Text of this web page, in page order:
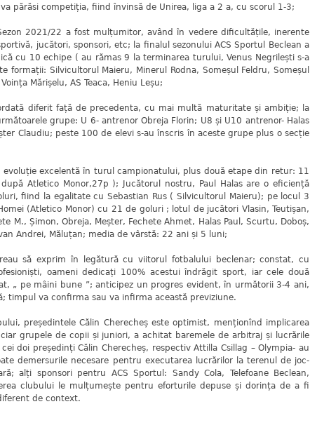
părăsi competiția, fiind învinsă de Unirea, liga a 2 a, cu scorul 1-3;
2021/22 a fost mulțumitor, având în vedere dificultățile, inerente
jucători, sponsori, etc; la finalul sezonului ACS Sportul Beclean a
cu 10 echipe ( au rămas 9 la terminarea turului, Venus Negrilești s-a
formații: Silvicultorul Maieru, Minerul Rodna, Someșul Feldru, Someșul
Mărișelu, AS Teaca, Heniu Leșu;
diferit față de precedenta, cu mai multă maturitate și ambiție; la
grupe: U 6- antrenor Obreja Florin; U8 și U10 antrenor- Halas
Claudiu; peste 100 de elevi s-au înscris în aceste grupe plus o secție
excelentă în turul campionatului, plus două etape din retur: 11
Atletico Monor,27p ); Jucătorul nostru, Paul Halas are o eficiență
fiind la egalitate cu Sebastian Rus ( Silvicultorul Maieru); pe locul 3
(Atletico Monor) cu 21 de goluri ; lotul de jucători Vlasin, Teutișan,
M., Șimon, Obreja, Meșter, Fechete Ahmet, Halas Paul, Scurtu, Doboș,
Andrei, Măluțan; media de vârstă: 22 ani și 5 luni;
să exprim în legătură cu viitorul fotbalului beclenar; constat, cu
oameni dedicați 100% acestui îndrăgit sport, iar cele două
„ pe mâini bune ”; anticipez un progres evident, în următorii 3-4 ani,
timpul va confirma sau va infirma această previziune.
președintele Călin Cherecheș este optimist, menționînd implicarea
grupele de copii și juniori, a achitat baremele de arbitraj și lucrările
doi președinți Călin Cherecheș, respectiv Attilla Csillag – Olympia- au
demersurile necesare pentru executarea lucrărilor la terenul de joc-
alți sponsori pentru ACS Sportul: Sandy Cola, Telefoane Beclean,
clubului le mulțumește pentru eforturile depuse și dorința de a fi
de context.